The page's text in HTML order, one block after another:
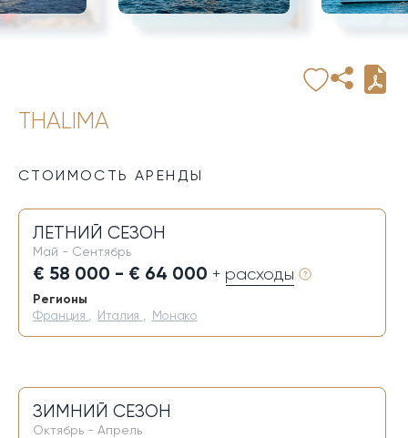
THALIMA
СТОИМОСТЬ АРЕНДЫ
ЛЕТНИЙ СЕЗОН
Май - Сентябрь
€ 58 000 - € 64 000 + расходы
Регионы
Франция Италия Монако
ЗИМНИЙ СЕЗОН
Октябрь - Апрель